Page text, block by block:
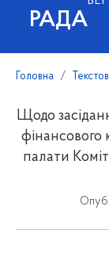
РАДА
Головна
Щодо
фінансового
палати